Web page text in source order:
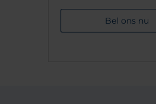
Bel ons nu